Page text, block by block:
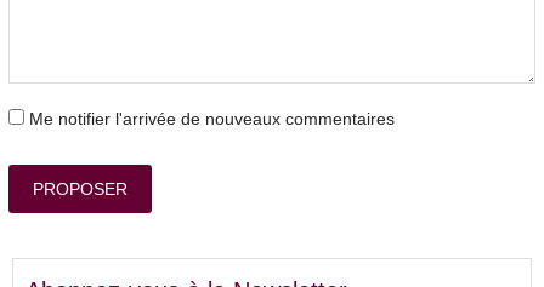
Me notifier l'arrivée de nouveaux commentaires
PROPOSER